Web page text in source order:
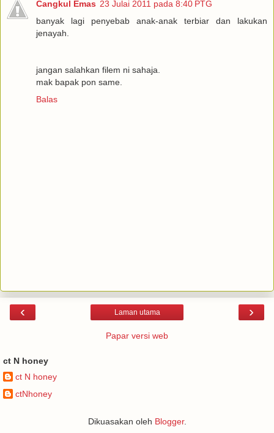
Cangkul Emas 23 Julai 2011 pada 8:40 PTG
banyak lagi penyebab anak-anak terbiar dan lakukan
jenayah.
jangan salahkan filem ni sahaja.
mak bapak pon same.
Balas
‹ ›
Laman utama
Papar versi web
ct N honey
ct N honey
ctNhoney
Dikuasakan oleh Blogger.